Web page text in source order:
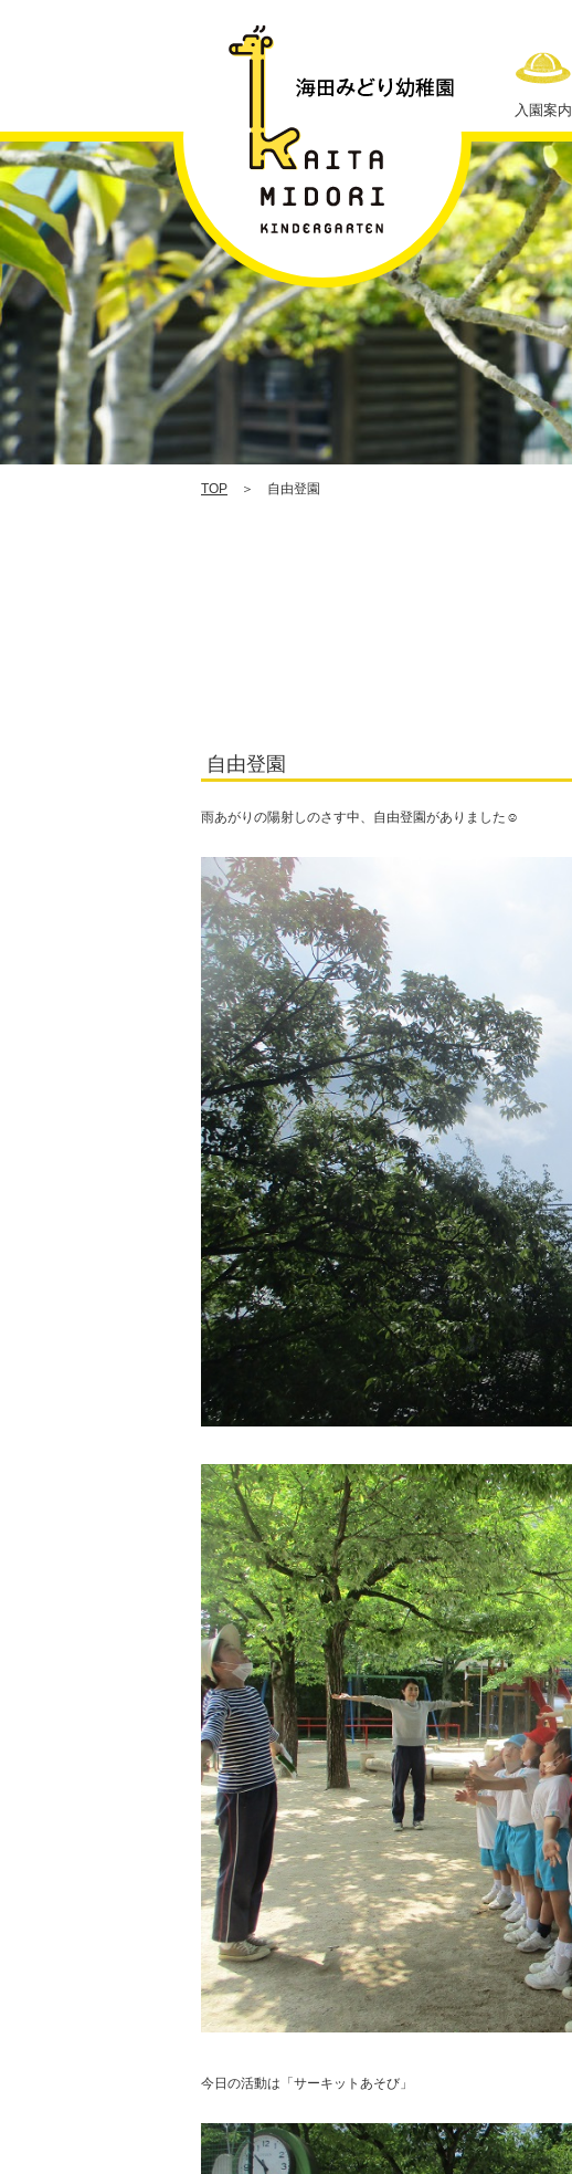
園
|
学
校
法
人
住
田
園
入園案内
TOP ＞ 自由登園
自由登園
雨あがりの陽射しのさす中、自由登園がありました☺
今日の活動は「サーキットあそび」